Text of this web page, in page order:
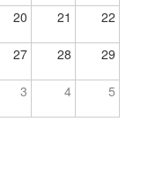
20 21 22
27 28 29
3 4 5